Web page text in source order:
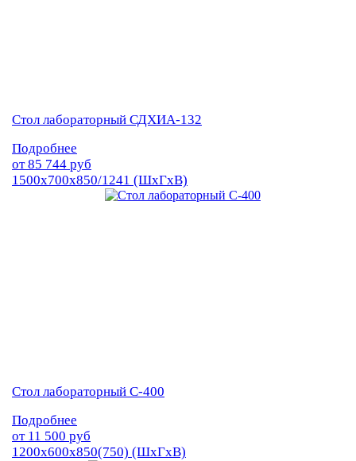
Стол лабораторный СДХИА-132
Подробнее
от85 744 руб
1500х700х850/1241 (ШхГхВ)
Стол лабораторный С-400
Подробнее
от 11 500 руб
1200х600х850(750) (ШхГхВ)